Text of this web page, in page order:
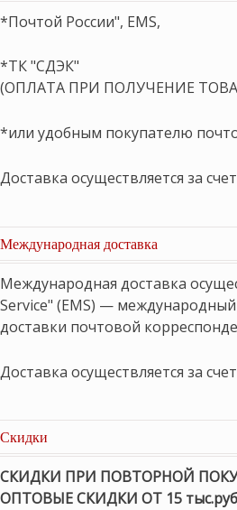
*Почтой России", EMS,
*ТК "СДЭК"
(ОПЛАТА ПРИ ПОЛУЧЕНИЕ
*или удобным покупателю
Доставка осуществляется за
Международная доставка
Международная доставка
Service" (EMS) — международный
доставки почтовой
Доставка осуществляется за
Скидки
СКИДКИ ПРИ ПОВТОРНОЙ
ОПТОВЫЕ СКИДКИ ОТ 15